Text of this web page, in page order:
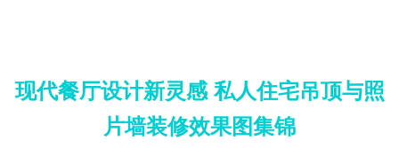
现代餐厅设计新灵感 私人住宅吊顶与照
片墙装修效果图集锦